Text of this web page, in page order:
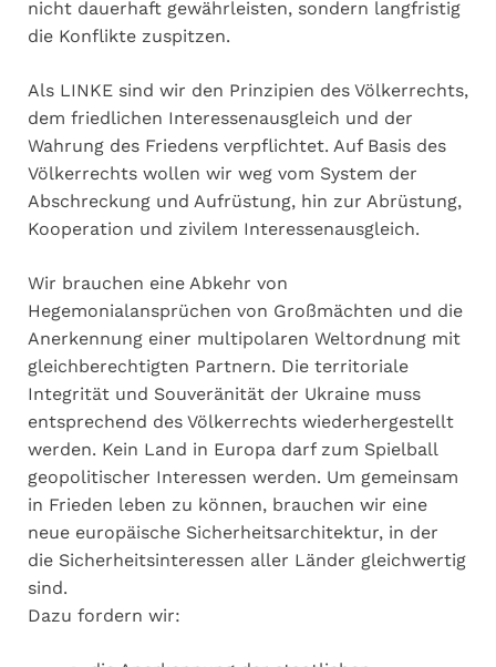
nicht dauerhaft gewährleisten, sondern langfristig
die Konflikte zuspitzen.
Als LINKE sind wir den Prinzipien des Völkerrechts,
dem friedlichen Interessenausgleich und der
Wahrung des Friedens verpflichtet. Auf Basis des
Völkerrechts wollen wir weg vom System der
Abschreckung und Aufrüstung, hin zur Abrüstung,
Kooperation und zivilem Interessenausgleich.
Wir brauchen eine Abkehr von
Hegemonialansprüchen von Großmächten und die
Anerkennung einer multipolaren Weltordnung mit
gleichberechtigten Partnern. Die territoriale
Integrität und Souveränität der Ukraine muss
entsprechend des Völkerrechts wiederhergestellt
werden. Kein Land in Europa darf zum Spielball
geopolitischer Interessen werden. Um gemeinsam
in Frieden leben zu können, brauchen wir eine
neue europäische Sicherheitsarchitektur, in der
die Sicherheitsinteressen aller Länder gleichwertig
sind.
Dazu fordern wir: